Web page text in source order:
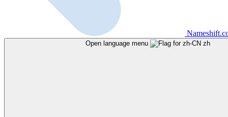
Open language menu zh